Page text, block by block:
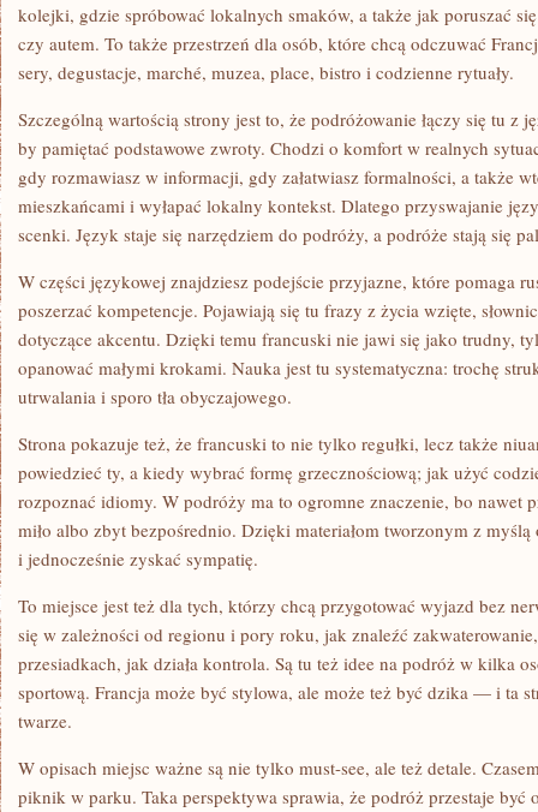
kolejki, gdzie spróbować lokalnych smaków, a także jak poruszać
czy autem. To także przestrzeń dla osób, które chcą odczuwać
sery, degustacje, marché, muzea, place, bistro i codzienne rytuały.
Szczególną wartością strony jest to, że podróżowanie łączy się tu z
by pamiętać podstawowe zwroty. Chodzi o komfort w realnych
gdy rozmawiasz w informacji, gdy załatwiasz formalności, a także
mieszkańcami i wyłapać lokalny kontekst. Dlatego przyswajanie
scenki. Język staje się narzędziem do podróży, a podróże stają się
W części językowej znajdziesz podejście przyjazne, które pomaga
poszerzać kompetencje. Pojawiają się tu frazy z życia wzięte,
dotyczące akcentu. Dzięki temu francuski nie jawi się jako trudny,
opanować małymi krokami. Nauka jest tu systematyczna: trochę
utrwalania i sporo tła obyczajowego.
Strona pokazuje też, że francuski to nie tylko regułki, lecz także
powiedzieć ty, a kiedy wybrać formę grzecznościową; jak użyć
rozpoznać idiomy. W podróży ma to ogromne znaczenie, bo nawet
miło albo zbyt bezpośrednio. Dzięki materiałom tworzonym z myślą
i jednocześnie zyskać sympatię.
To miejsce jest też dla tych, którzy chcą przygotować wyjazd bez
się w zależności od regionu i pory roku, jak znaleźć
przesiadkach, jak działa kontrola. Są tu też idee na podróż w kilka
sportową. Francja może być stylowa, ale może też być dzika — i ta
twarze.
W opisach miejsc ważne są nie tylko must-see, ale też detale.
piknik w parku. Taka perspektywa sprawia, że podróż przestaje być